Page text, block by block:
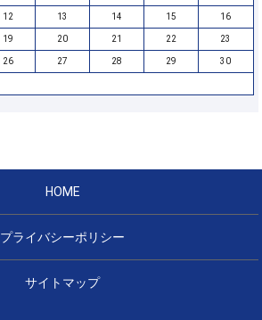
12 13 14 15 16
19 20 21 22 23
26 27 28 29 30
HOME
プライバシーポリシー
サイトマップ